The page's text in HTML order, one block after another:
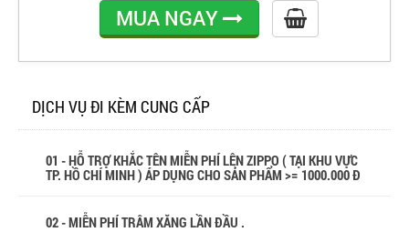
MUA NGAY
DỊCH VỤ ĐI KÈM CUNG CẤP
01 - HỖ TRỢ KHẮC TÊN MIỄN PHÍ LÊN ZIPPO ( TẠI KHU VỰC
TP. HỒ CHÍ MINH ) ÁP DỤNG CHO SẢN PHẨM >= 1000.000 Đ
02 - MIỄN PHÍ TRÂM XĂNG LẦN ĐẦU .